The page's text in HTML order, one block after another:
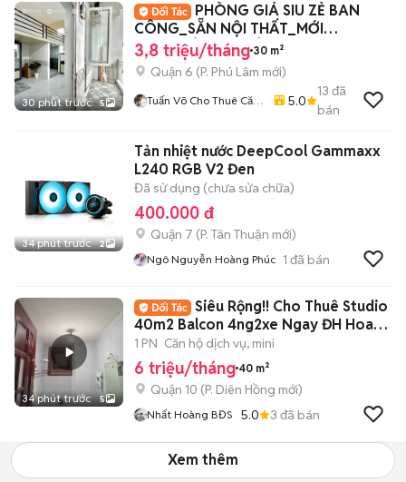
30 phút trước 5
PHÒNG GIÁ SIU ZẺ BAN
CÔNG_SẴN NỘI THẤT_MỚI
100%_BÀ HOM_TỈNH LỘ 10_Q6
3,8 triệu/tháng 30 m²
Quận 6 (P. Phú Lâm mới)
Tuấn Võ Cho Thuê Căn
5.0
13 đã
bán
34 phút trước 2
Tản nhiệt nước DeepCool Gammaxx
L240 RGB V2 Đen
Đã sử dụng (chưa sửa chữa)
400.000 đ
Quận 7 (P. Tân Thuận mới)
Ngô Nguyễn Hoàng Phúc 1 đã bán
34 phút trước 5
Siêu Rộng!! Cho Thuê Studio
40m2 Balcon 4ng2xe Ngay ĐH Hoa
Sen ĐH UEH
1 PN Căn hộ dịch vụ, mini
6 triệu/tháng 40 m²
Quận 10 (P. Diên Hồng mới)
Nhất Hoàng BĐS 5.0 3 đã bán
Xem thêm